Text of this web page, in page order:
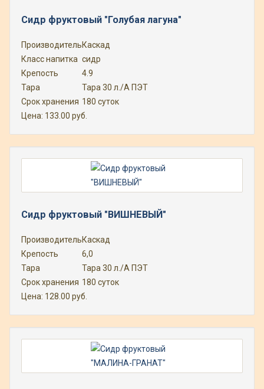
Сидр фруктовый "Голубая лагуна"
ПроизводительКаскад
Класс напитка сидр
Крепость
4.9
Тара
Тара 30 л./А ПЭТ
Срок хранения 180 суток
Цена: 133.00 руб.
Сидр фруктовый "ВИШНЕВЫЙ"
ПроизводительКаскад
Крепость
6,0
Тара
Тара 30 л./А ПЭТ
Срок хранения 180 суток
Цена: 128.00 руб.